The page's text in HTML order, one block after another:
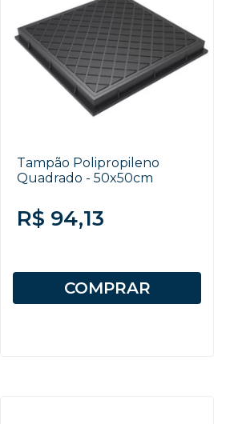
Tampão Polipropileno
Quadrado - 50x50cm
R$ 94,13
COMPRAR